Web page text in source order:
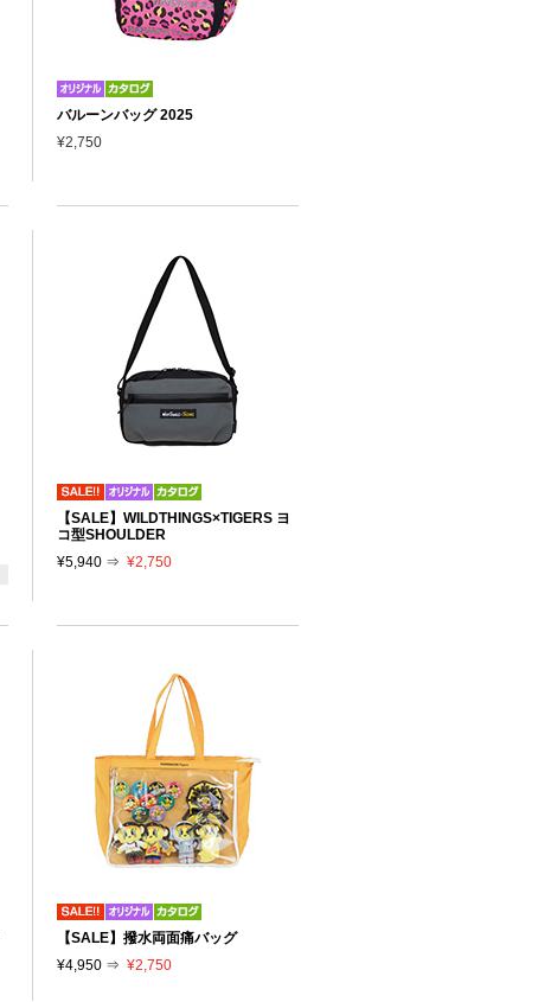
バルーンバッグ 2025
¥2,750
【SALE】WILDTHINGS×TIGERS ヨ
コ型SHOULDER
¥5,940 ⇒ ¥2,750
【SALE】撥水両面痛バッグ
¥4,950 ⇒ ¥2,750